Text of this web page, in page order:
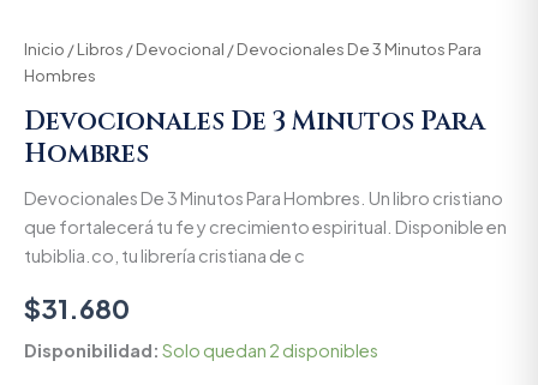
Inicio /Libros /Devocional / Devocionales De 3 Minutos Para
Hombres
Devocionales De 3 Minutos Para
Hombres
Devocionales De 3 Minutos Para Hombres. Un libro cristiano
que fortalecerá tu fe y crecimiento espiritual. Disponible en
tubiblia.co, tu librería cristiana de c
$31.680
Disponibilidad: Solo quedan 2 disponibles